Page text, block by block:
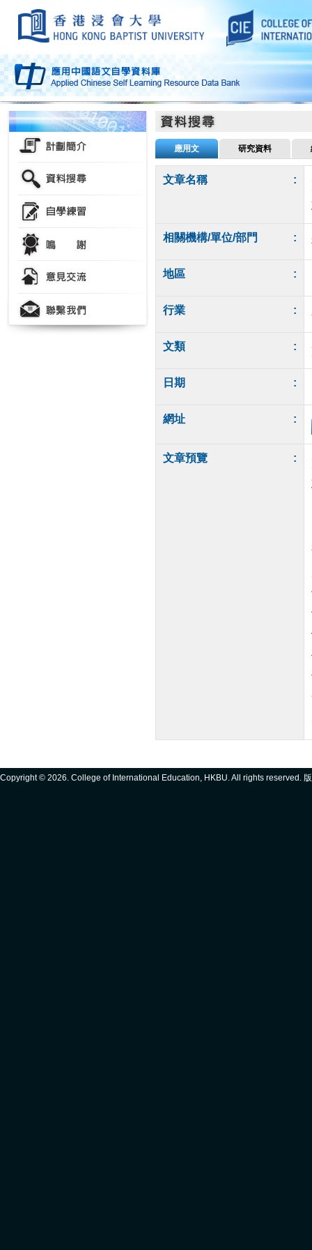
應用文 研究資料
文章名稱 :
相關機構/單位/部門 :
地區 :
行業 :
文類 :
日期 :
網址 :
文章預覽 :
Copyright © 2026. College of International Education, HKBU. All rights reserved.